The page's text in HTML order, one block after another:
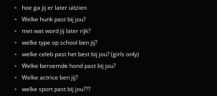
hoe ga jij er later uitzien
Welke hunk past bij jou?
met wat word jij later rijk?
welke type op school ben jij?
welke celeb past het best bij jou? (girls only)
Welke beroemde hond past bij jou?
Welke actrice ben jij?
welke sport past bij jou???